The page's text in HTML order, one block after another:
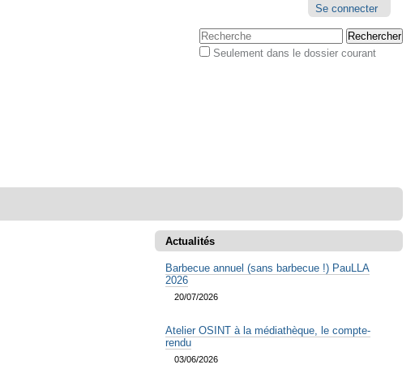
personnels
Se connecter
Chercher par
Seulement dans le dossier courant
Actualités
Barbecue annuel (sans barbecue !) PauLLA
2026
20/07/2026
Atelier OSINT à la médiathèque, le compte-
rendu
03/06/2026